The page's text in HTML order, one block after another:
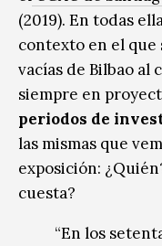
(2019). En todas
contexto en el que
vacías de Bilbao al
siempre en
periodos de
las mismas que
exposición:
cuesta?
“En los